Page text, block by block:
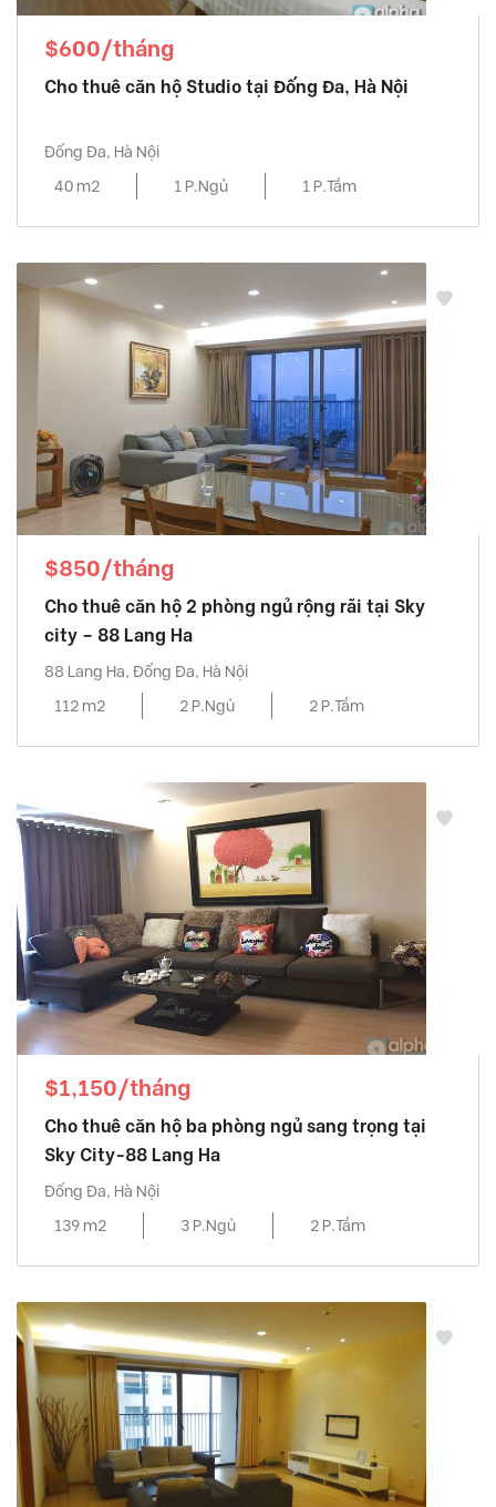
$600/tháng
Cho thuê căn hộ Studio tại Đống Đa, Hà Nội
Đống Đa, Hà Nội
40 m2
1 P.Ngủ 1 P.Tắm
$850/tháng
Cho thuê căn hộ 2 phòng ngủ rộng rãi tại Sky
city – 88 Lang Ha
88 Lang Ha, Đống Đa, Hà Nội
112 m2
2 P.Ngủ 2 P.Tắm
$1,150/tháng
Cho thuê căn hộ ba phòng ngủ sang trọng tại
Sky City-88 Lang Ha
Đống Đa, Hà Nội
139 m2
3 P.Ngủ 2 P.Tắm